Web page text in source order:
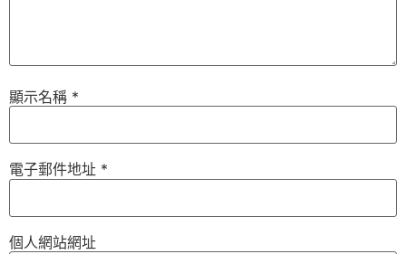
顯示名稱 *
電子郵件地址 *
個人網站網址